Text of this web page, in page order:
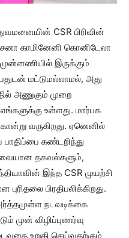
CSR பிரிவின்
காமினேனி கொனிடேலா
முன்னணியில் இருக்கும்
மட்டுமல்லாமல், அது
அணுகும் முறை
உள்ளது. மார்பக
வருகிறது. ஏனெனில்
கண்டறிந்து
தகவல்களும்,
இந்த CSR முயற்சி
பிரதிபலிக்கிறது.
நடவடிக்கை
முன் விழிப்புணர்வு
உறுதி செய்வதற்கும்